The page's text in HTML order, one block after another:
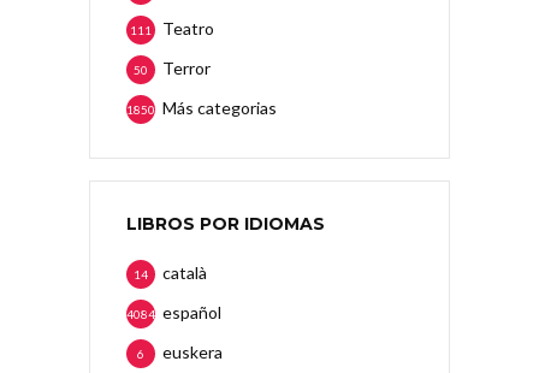
Teatro
111
Terror
50
Más categorias
1850
LIBROS POR IDIOMAS
català
14
español
4084
euskera
6